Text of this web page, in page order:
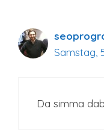
Samstag,
Da simma